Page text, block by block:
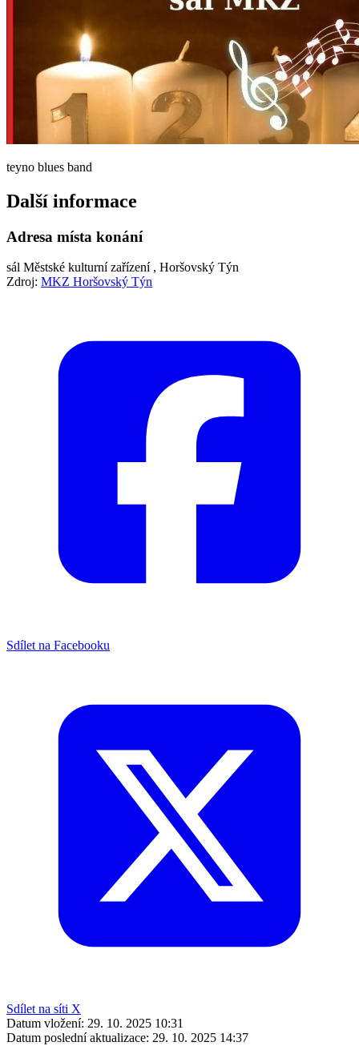
teyno blues band
Další informace
Adresa místa konání
sál Městské kulturní zařízení , Horšovský Týn
Zdroj: MKZ Horšovský Týn
Sdílet na Facebooku
Sdílet na síti X
Datum vložení: 29. 10. 2025 10:31
Datum poslední aktualizace: 29. 10. 2025 14:37